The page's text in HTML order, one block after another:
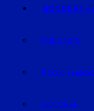
PODCASTS
KIDS &
SENIOREN